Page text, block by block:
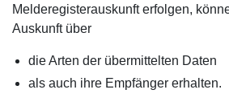
Melderegisterauskunft erfolgen,
Auskunft über
die Arten der übermittelten Daten
als auch ihre Empfänger erhalten.